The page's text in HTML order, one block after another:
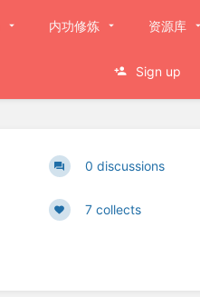
内功修炼 资源库
Sign up
0 discussions
7 collects